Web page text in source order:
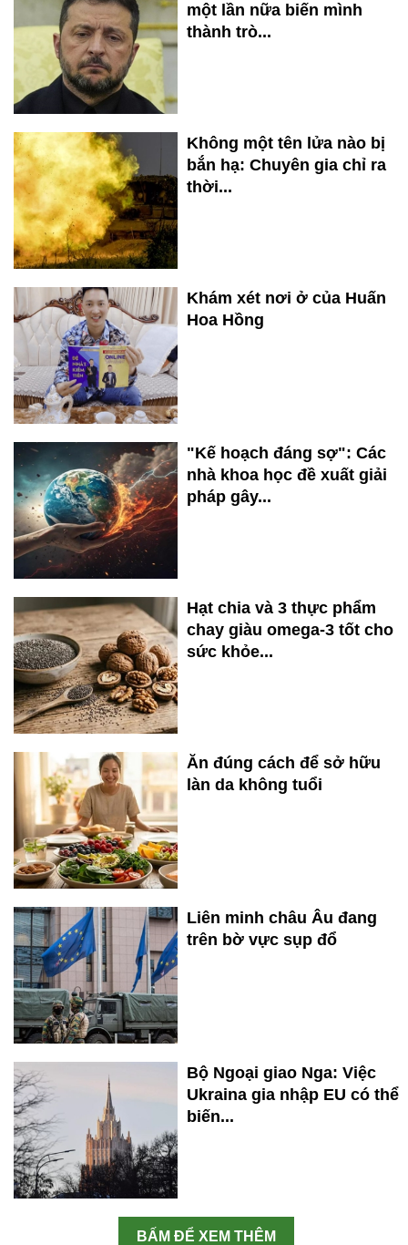
một lần nữa biến mình
thành trò...
Không một tên lửa nào bị
bắn hạ: Chuyên gia chỉ ra
thời...
Khám xét nơi ở của Huấn
Hoa Hồng
"Kế hoạch đáng sợ": Các
nhà khoa học đề xuất giải
pháp gây...
Hạt chia và 3 thực phẩm
chay giàu omega-3 tốt cho
sức khỏe...
Ăn đúng cách để sở hữu
làn da không tuổi
Liên minh châu Âu đang
trên bờ vực sụp đổ
Bộ Ngoại giao Nga: Việc
Ukraina gia nhập EU có thể
biến...
BẤM ĐỂ XEM THÊM